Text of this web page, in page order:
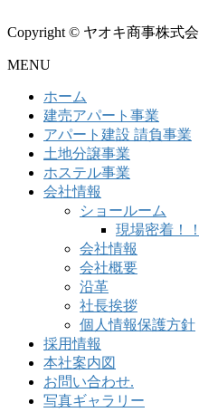
Copyright © ヤオキ商事株式会
MENU
ホーム
建売アパート事業
アパート建設 請負事業
土地分譲事業
ホステル事業
会社情報
ショールーム
現場密着！
会社情報
会社概要
沿革
社長挨拶
個人情報保護方針
採用情報
本社案内図
お問い合わせ.
写真ギャラリー